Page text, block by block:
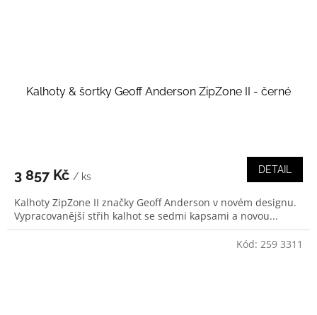
Kalhoty & šortky Geoff Anderson ZipZone II - černé
3 857 Kč / ks
DETAIL
Kalhoty ZipZone II značky Geoff Anderson v novém designu.
Vypracovanější střih kalhot se sedmi kapsami a novou...
Kód: 259 3311